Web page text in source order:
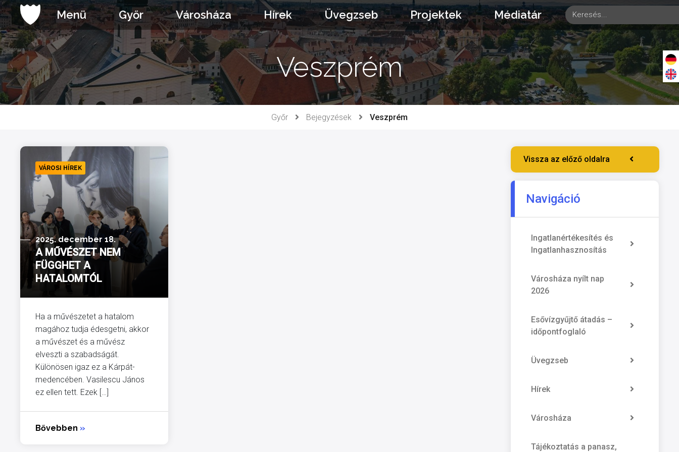
Ugrás
a
tartalomhoz
Menü Győr Városháza Hírek Üvegzseb Projektek Médiatár
Veszprém
Győr Bejegyzések Veszprém
VÁROSI HÍREK
2025. december 18.
A MŰVÉSZET NEM
FÜGGHET A
HATALOMTÓL
Ha a művészetet a hatalom
magához tudja édesgetni, akkor
a művészet és a művész
elveszti a szabadságát.
Különösen igaz ez a Kárpát-
medencében. Vasilescu János
ez ellen tett. Ezek […]
Bővebben »
Vissza az előző oldalra
Navigáció
Ingatlanértékesítés és
Ingatlanhasznosítás
Városháza nyílt nap
2026
Esővízgyűjtő átadás –
időpontfoglaló
Üvegzseb
Hírek
Városháza
Tájékoztatás a panasz,